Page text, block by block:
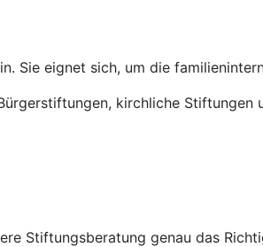
Sie eignet sich, um die
kirchliche
Stiftungsberatung genau das